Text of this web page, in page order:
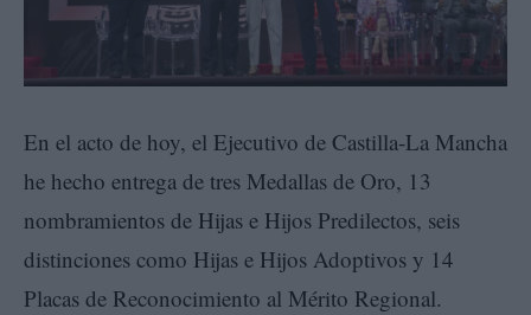
En el acto de hoy, el Ejecutivo de Castilla-La Mancha
he hecho entrega de tres Medallas de Oro, 13
nombramientos de Hijas e Hijos Predilectos, seis
distinciones como Hijas e Hijos Adoptivos y 14
Placas de Reconocimiento al Mérito Regional.